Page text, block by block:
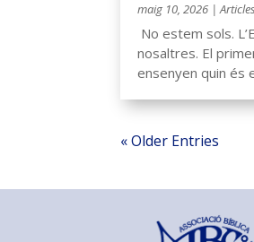
maig 10, 2026 |
No estem sols.
nosaltres. El
ensenyen quin és
« Older Entries